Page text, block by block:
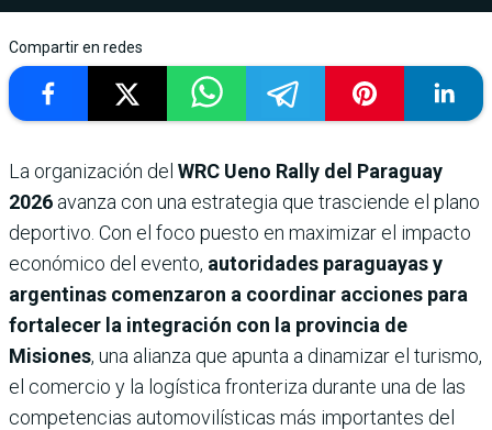
Compartir en redes
La organización del WRC Ueno Rally del Paraguay
2026 avanza con una estrategia que trasciende el plano
deportivo. Con el foco puesto en maximizar el impacto
económico del evento, autoridades paraguayas y
argentinas comenzaron a coordinar acciones para
fortalecer la integración con la provincia de
Misiones, una alianza que apunta a dinamizar el turismo,
el comercio y la logística fronteriza durante una de las
competencias automovilísticas más importantes del